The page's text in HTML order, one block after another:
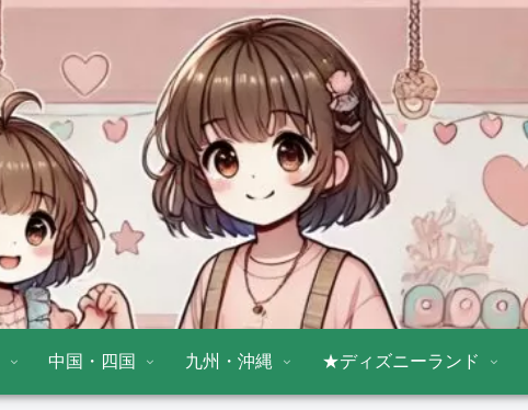
中国・四国 九州・沖縄 ★ディズニーランド